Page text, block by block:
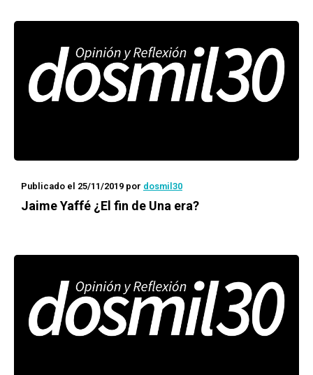
Publicado el 25/11/2019 por dosmil30
Jaime Yaffé ¿El fin de Una era?